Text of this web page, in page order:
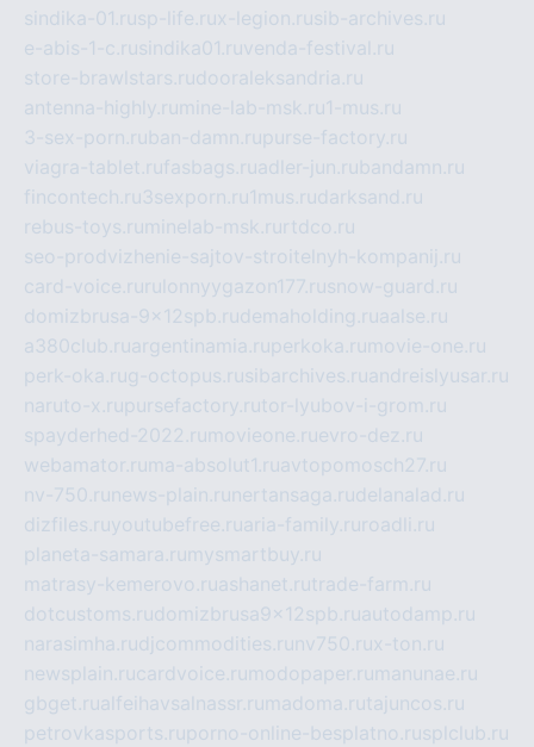
sindika-01.rusp-life.rux-legion.rusib-archives.ru
e-abis-1-c.rusindika01.ruvenda-festival.ru
store-brawlstars.rudooraleksandria.ru
antenna-highly.ru mine-lab-msk.ru1-mus.ru
3-sex-porn.ruban-damn.rupurse-factory.ru
viagra-tablet.rufasbags.ruadler-jun.rubandamn.ru
fincontech.ru3sexporn.ru1mus.rudarksand.ru
rebus-toys.ru minelab-msk.ru rtdco.ru
seo-prodvizhenie-sajtov-stroitelnyh-kompanij.ru
card-voice.ru rulonnyygazon177.rusnow-guard.ru
domizbrusa-9x12spb.rudemaholding.ruaalse.ru
a380club.ruargentinamia.ruperkoka.ru movie-one.ru
perk-oka.rug-octopus.rusibarchives.ruandreislyusar.ru
naruto-x.rupursefactory.rutor-lyubov-i-grom.ru
spayderhed-2022.ru movieone.ruevro-dez.ru
webamator.ru ma-absolut1.ruavtopomosch27.ru
nv-750.ru news-plain.ru nertansaga.rudelanalad.ru
dizfiles.ruyoutubefree.ruaria-family.ru roadli.ru
planeta-samara.ru mysmartbuy.ru
matrasy-kemerovo.ruashanet.rutrade-farm.ru
dotcustoms.rudomizbrusa9x12spb.ruautodamp.ru
narasimha.rudjcommodities.ru nv750.rux-ton.ru
newsplain.rucardvoice.ru modopaper.ru manunae.ru
gbget.rualfeihavsalnassr.ru madoma.rutajuncos.ru
petrovkasports.ruporno-online-besplatno.rusplclub.ru